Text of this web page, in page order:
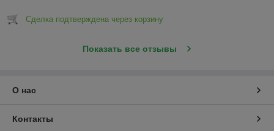
Сделка подтверждена через корзину
Показать все отзывы
О нас
Контакты